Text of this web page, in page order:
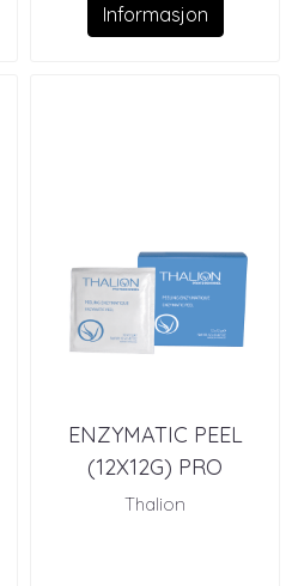
Informasjon
ENZYMATIC PEEL
(12X12G) PRO
Thalion